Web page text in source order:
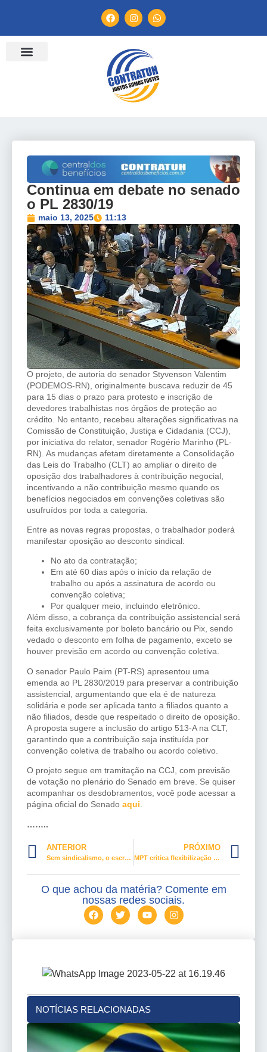
Continua em debate no senado
o PL 2830/19
maio 13, 2025 11:13
O projeto, de autoria do senador Styvenson Valentim
(PODEMOS-RN), originalmente buscava reduzir de 45
para 15 dias o prazo para protesto e inscrição de
devedores trabalhistas nos órgãos de proteção ao
crédito. No entanto, recebeu alterações significativas na
Comissão de Constituição, Justiça e Cidadania (CCJ),
por iniciativa do relator, senador Rogério Marinho (PL-
RN). As mudanças afetam diretamente a Consolidação
das Leis do Trabalho (CLT) ao ampliar o direito de
oposição dos trabalhadores à contribuição negocial,
incentivando a não contribuição mesmo quando os
benefícios negociados em convenções coletivas são
usufruídos por toda a categoria.
Entre as novas regras propostas, o trabalhador poderá
manifestar oposição ao desconto sindical:
No ato da contratação;
Em até 60 dias após o início da relação de
trabalho ou após a assinatura de acordo ou
convenção coletiva;
Por qualquer meio, incluindo eletrônico.
Além disso, a cobrança da contribuição assistencial será
feita exclusivamente por boleto bancário ou Pix, sendo
vedado o desconto em folha de pagamento, exceto se
houver previsão em acordo ou convenção coletiva.
O senador Paulo Paim (PT-RS) apresentou uma
emenda ao PL 2830/2019 para preservar a contribuição
assistencial, argumentando que ela é de natureza
solidária e pode ser aplicada tanto a filiados quanto a
não filiados, desde que respeitado o direito de oposição.
A proposta sugere a inclusão do artigo 513-A na CLT,
garantindo que a contribuição seja instituída por
convenção coletiva de trabalho ou acordo coletivo.
O projeto segue em tramitação na CCJ, com previsão
de votação no plenário do Senado em breve. Se quiser
acompanhar os desdobramentos, você pode acessar a
página oficial do Senado aqui
……..
ANTERIOR
Sem sindicalismo, o escravagismo recomeça
PRÓXIMO
MPT critica flexibilização das leis trabalhistas no Senado
O que achou da matéria? Comente em
nossas redes sociais.
NOTÍCIAS RELACIONADAS